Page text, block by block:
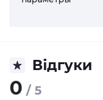
Відгуки
0 / 5